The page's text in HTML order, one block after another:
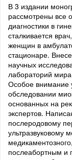
В 3 издании
рассмотрены все
диагностики в
сталкивается
женщин в
стационаре.
научных
лабораторий
Особое внимание
обследовании
основанных на
экспертов.
послеродовому
ультразвуковому
послеабортным и